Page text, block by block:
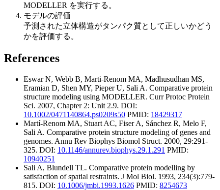
MODELLER を実行する。
モデルの評価
予測された立体構造がタンパク質として正しいかどう
かを評価する。
References
Eswar N, Webb B, Marti-Renom MA, Madhusudhan MS,
Eramian D, Shen MY, Pieper U, Sali A. Comparative protein
structure modeling using MODELLER. Curr Protoc Protein
Sci. 2007, Chapter 2: Unit 2.9. DOI:
10.1002/0471140864.ps0209s50 PMID: 18429317
Martí-Renom MA, Stuart AC, Fiser A, Sánchez R, Melo F,
Sali A. Comparative protein structure modeling of genes and
genomes. Annu Rev Biophys Biomol Struct. 2000, 29:291-
325. DOI: 10.1146/annurev.biophys.29.1.291 PMID:
10940251
Sali A, Blundell TL. Comparative protein modelling by
satisfaction of spatial restraints. J Mol Biol. 1993, 234(3):779-
815. DOI: 10.1006/jmbi.1993.1626 PMID: 8254673